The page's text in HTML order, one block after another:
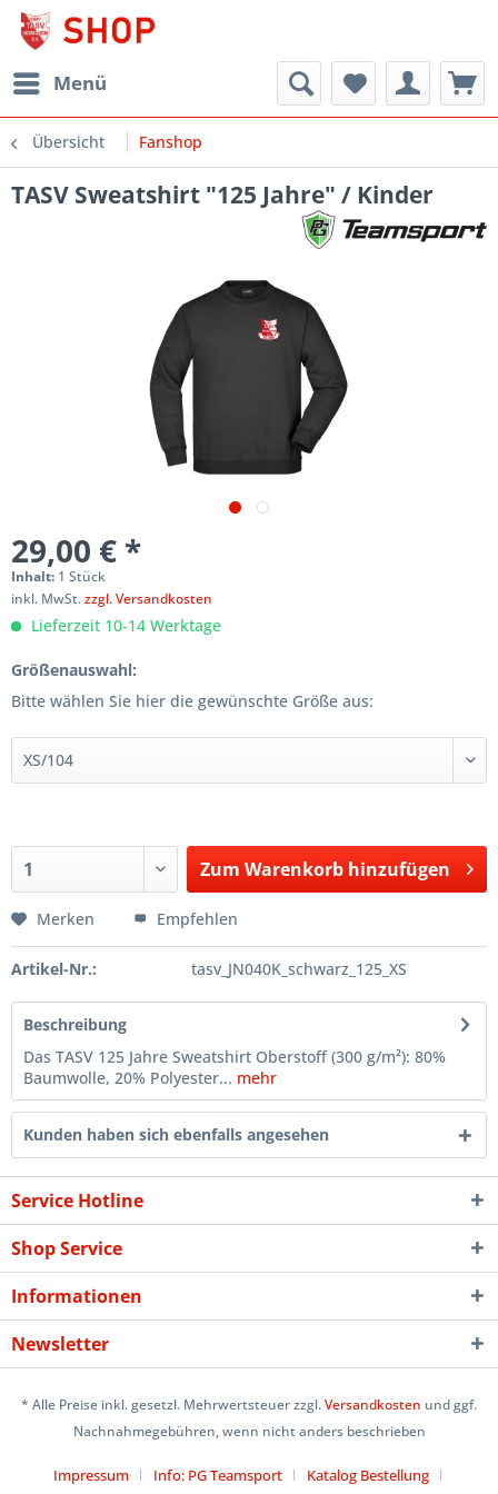
Menü
Übersicht Fanshop
TASV Sweatshirt "125 Jahre" / Kinder
29,00 € *
Inhalt: 1 Stück
inkl. MwSt.zzgl. Versandkosten
Lieferzeit 10-14 Werktage
Größenauswahl:
Bitte wählen Sie hier die gewünschte Größe aus:
Zum Warenkorb hinzufügen
Merken Empfehlen
Artikel-Nr.: tasv_JN040K_schwarz_125_XS
Beschreibung
Das TASV 125 Jahre Sweatshirt Oberstoff (300 g/m²): 80%
Baumwolle, 20% Polyester... mehr
Kunden haben sich ebenfalls angesehen
Service Hotline
Shop Service
Informationen
Newsletter
* Alle Preise inkl. gesetzl. Mehrwertsteuer zzgl.Versandkosten und ggf.
Nachnahmegebühren, wenn nicht anders beschrieben
Impressum Info: PG Teamsport Katalog Bestellung